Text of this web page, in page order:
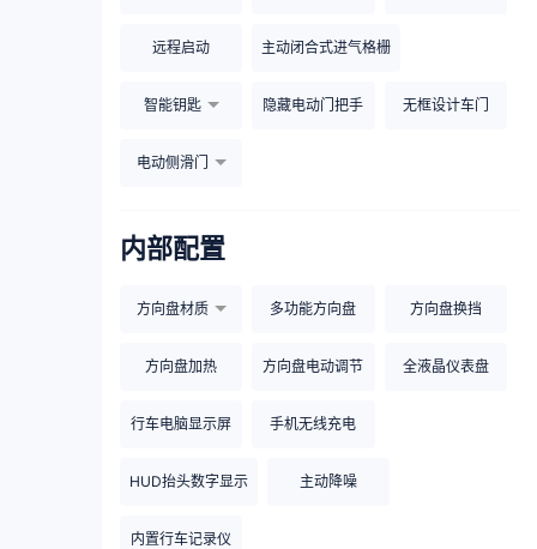
远程启动 主动闭合式进气格栅
智能钥匙 隐藏电动门把手 无框设计车门
电动侧滑门
内部配置
方向盘材质 多功能方向盘 方向盘换挡
方向盘加热 方向盘电动调节 全液晶仪表盘
行车电脑显示屏 手机无线充电
HUD抬头数字显示 主动降噪
内置行车记录仪